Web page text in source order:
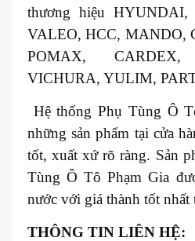
thương hiệu
VALEO, HCC, MANDO,
POMAX,
VICHURA, YULIM,
Hệ thống Phụ Tùng Ô
những sản phẩm tại cửa
tốt, xuất xứ rõ ràng. Sản
Tùng Ô Tô Phạm Gia
nước với giá thành tốt nhất
THÔNG TIN LIÊN HỆ: